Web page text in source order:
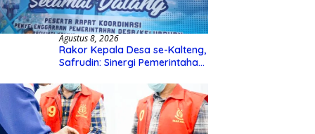
Agustus 8, 2026
Rakor Kepala Desa se-Kalteng,
Safrudin: Sinergi Pemerintahan
Pembangunan Desa